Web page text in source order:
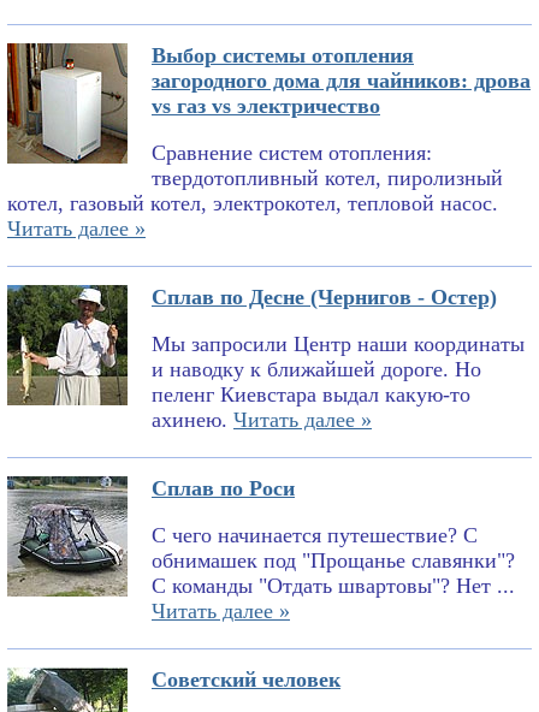
Выбор системы отопления
загородного дома для чайников: дрова
vs газ vs электричество
Сравнение систем отопления:
твердотопливный котел, пиролизный
котел, газовый котел, электрокотел, тепловой насос.
Читать далее »
Сплав по Десне (Чернигов - Остер)
Мы запросили Центр наши координаты
и наводку к ближайшей дороге. Но
пеленг Киевстара выдал какую-то
ахинею. Читать далее »
Сплав по Роси
С чего начинается путешествие? С
обнимашек под "Прощанье славянки"?
С команды "Отдать швартовы"? Нет ...
Читать далее »
Советский человек